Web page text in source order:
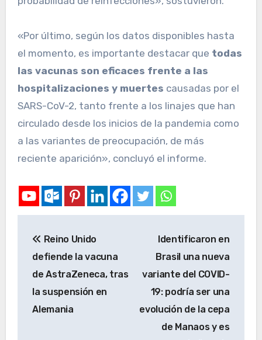
«Por último, según los datos disponibles hasta
el momento, es importante destacar que todas
las vacunas son eficaces frente a las
hospitalizaciones y muertes causadas por el
SARS-CoV-2, tanto frente a los linajes que han
circulado desde los inicios de la pandemia como
a las variantes de preocupación, de más
reciente aparición», concluyó el informe.
Reino Unido
defiende la vacuna
de AstraZeneca, tras
la suspensión en
Alemania
Identificaron en
Brasil una nueva
variante del COVID-
19: podría ser una
evolución de la cepa
de Manaos y es